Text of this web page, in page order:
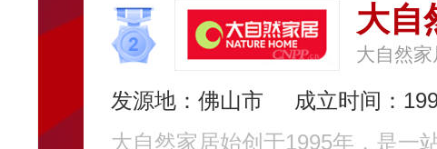
大自
大自然家
发源地：佛山市 成立时间：
大自然家居始创于1995年，是一